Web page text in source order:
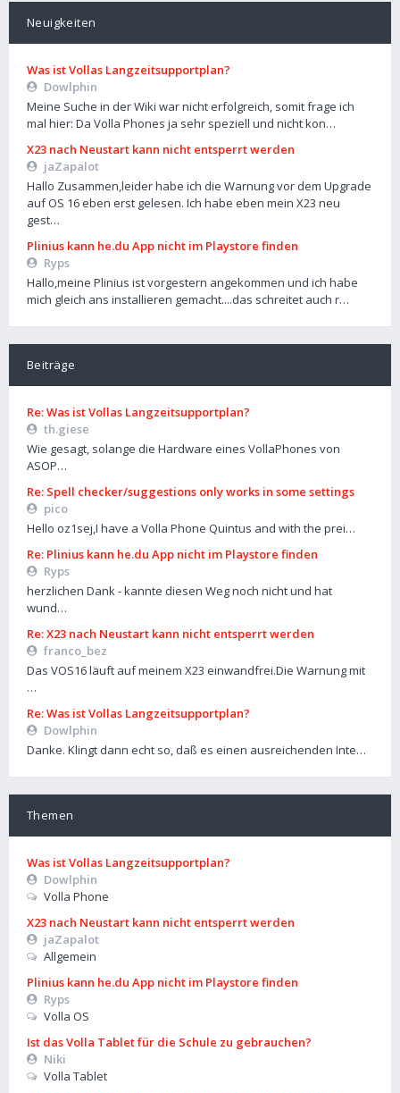
Neuigkeiten
Was ist Vollas Langzeitsupportplan?
Dowlphin
Meine Suche in der Wiki war nicht erfolgreich, somit frage ich
mal hier: Da Volla Phones ja sehr speziell und nicht kon…
X23 nach Neustart kann nicht entsperrt werden
jaZapalot
Hallo Zusammen,leider habe ich die Warnung vor dem Upgrade
auf OS 16 eben erst gelesen. Ich habe eben mein X23 neu
gest…
Plinius kann he.du App nicht im Playstore finden
Ryps
Hallo,meine Plinius ist vorgestern angekommen und ich habe
mich gleich ans installieren gemacht....das schreitet auch r…
Beiträge
Re: Was ist Vollas Langzeitsupportplan?
th.giese
Wie gesagt, solange die Hardware eines VollaPhones von
ASOP…
Re: Spell checker/suggestions only works in some settings
pico
Hello oz1sej,I have a Volla Phone Quintus and with the prei…
Re: Plinius kann he.du App nicht im Playstore finden
Ryps
herzlichen Dank - kannte diesen Weg noch nicht und hat
wund…
Re: X23 nach Neustart kann nicht entsperrt werden
franco_bez
Das VOS16 läuft auf meinem X23 einwandfrei.Die Warnung mit
…
Re: Was ist Vollas Langzeitsupportplan?
Dowlphin
Danke. Klingt dann echt so, daß es einen ausreichenden Inte…
Themen
Was ist Vollas Langzeitsupportplan?
Dowlphin
Volla Phone
X23 nach Neustart kann nicht entsperrt werden
jaZapalot
Allgemein
Plinius kann he.du App nicht im Playstore finden
Ryps
Volla OS
Ist das Volla Tablet für die Schule zu gebrauchen?
Niki
Volla Tablet